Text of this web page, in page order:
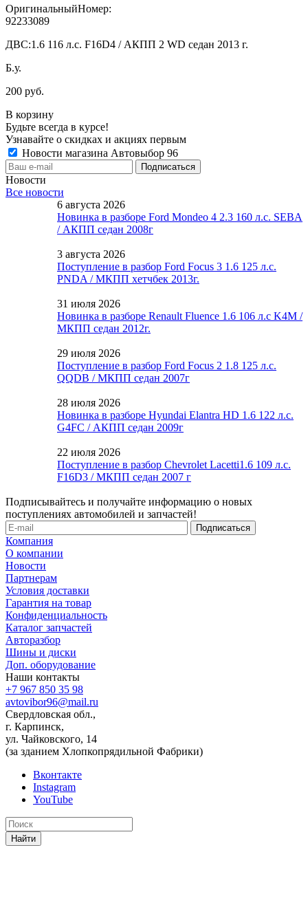
ОригинальныйНомер:
92233089
ДВС:1.6 116 л.с. F16D4 / АКПП 2 WD седан 2013 г.
Б.у.
200 руб.
В корзину
Будьте всегда в курсе!
Узнавайте о скидках и акциях первым
Новости магазина Автовыбор 96
Новости
Все новости
6 августа 2026
Новинка в разборе Ford Mondeo 4 2.3 160 л.с. SEBA
/ АКПП седан 2008г
3 августа 2026
Поступление в разбор Ford Focus 3 1.6 125 л.с.
PNDA / МКПП хетчбек 2013г.
31 июля 2026
Новинка в разборе Renault Fluence 1.6 106 л.с K4M /
МКПП седан 2012г.
29 июля 2026
Поступление в разбор Ford Focus 2 1.8 125 л.с.
QQDB / МКПП седан 2007г
28 июля 2026
Новинка в разборе Hyundai Elantra HD 1.6 122 л.с.
G4FC / АКПП седан 2009г
22 июля 2026
Поступление в разбор Chevrolet Lacetti1.6 109 л.с.
F16D3 / МКПП седан 2007 г
Подписывайтесь и получайте информацию о новых
поступлениях автомобилей и запчастей!
Компания
О компании
Новости
Партнерам
Условия доставки
Гарантия на товар
Конфиденциальность
Каталог запчастей
Авторазбор
Шины и диски
Доп. оборудование
Наши контакты
+7 967 850 35 98
avtovibor96@mail.ru
Свердловская обл.,
г. Карпинск,
ул. Чайковского, 14
(за зданием Хлопкопрядильной Фабрики)
Вконтакте
Instagram
YouTube
Найти